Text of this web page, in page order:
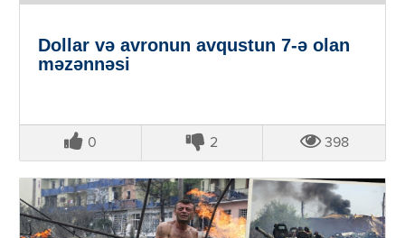
Dollar və avronun avqustun 7-ə olan
məzənnəsi
0 2 398